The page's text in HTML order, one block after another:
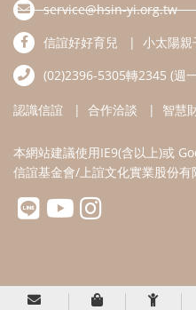
service@hsin-yi.org.tw
信誼好好育兒
小太陽親
(02)2396-5305轉2345 (週
認識信誼 合作洽談 智慧
本網站建議使用IE9(含以上)或
信誼基金會/上誼文化實業股份